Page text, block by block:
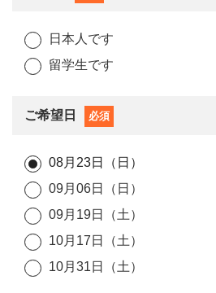
日本人です
留学生です
ご希望日 必須
08月23日（日）
09月06日（日）
09月19日（土）
10月17日（土）
10月31日（土）